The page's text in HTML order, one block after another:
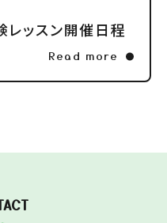
レッスン開催日程
Read more